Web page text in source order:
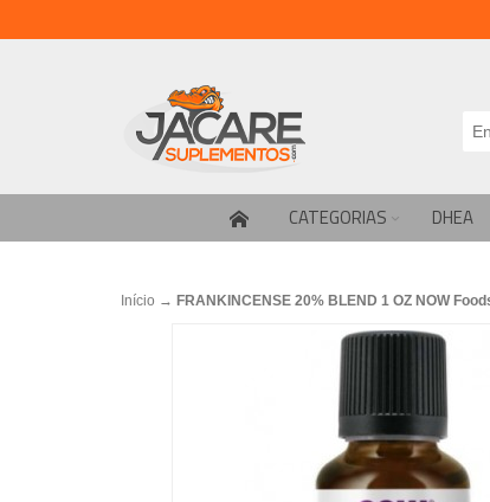
CATEGORIAS DHEA
Início → FRANKINCENSE 20% BLEND 1 OZ NOW